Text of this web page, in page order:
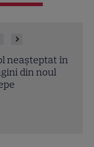
neașteptat în
din noul